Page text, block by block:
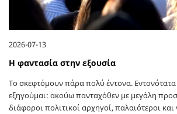
2026-07-13
Η φαντασία στην εξουσία
Το σκεφτόμουν πάρα πολύ έντονα.
εξηγούμαι: ακούω πανταχόθεν με μεγάλη
διάφοροι πολιτικοί αρχηγοί, παλαιότεροι